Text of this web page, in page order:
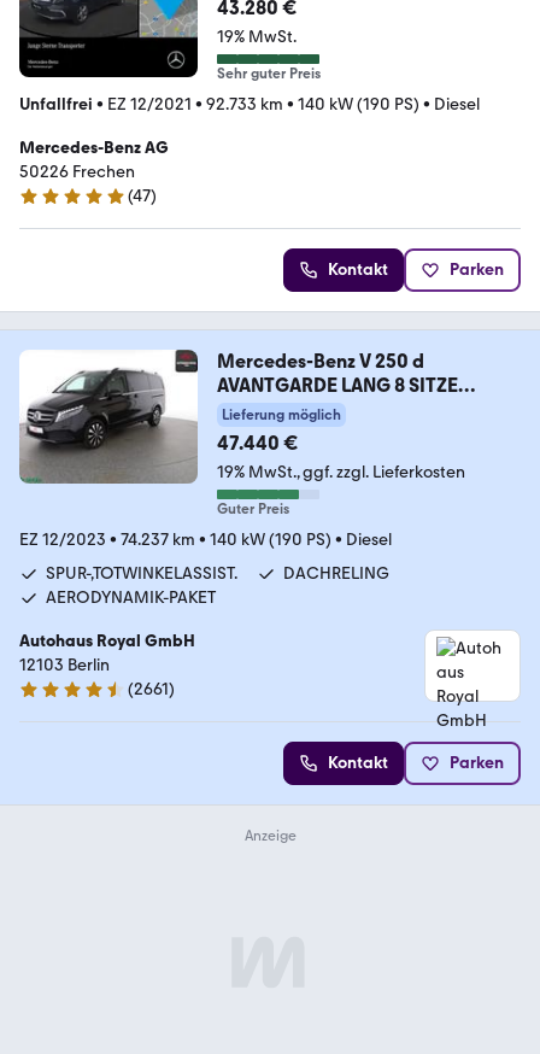
43.280 €
19% MwSt.
Sehr guter Preis
Unfallfrei • EZ 12/2021 • 92.733 km • 140 kW (190 PS) • Diesel
Mercedes-Benz AG
50226 Frechen
4.9 Sterne
(47)
Kontakt Parken
Mercedes-Benz V 250 d
AVANTGARDE LANG 8 SITZE
KAMERA,LED,AHK
Lieferung möglich
47.440 €
19% MwSt. ggf. zzgl. Lieferkosten
Guter Preis
EZ 12/2023 • 74.237 km • 140 kW (190 PS) • Diesel
SPUR-,TOTWINKELASSIST.
DACHRELING
AERODYNAMIK-PAKET
Autohaus Royal GmbH
12103 Berlin
4.6 Sterne
(2661)
Kontakt Parken